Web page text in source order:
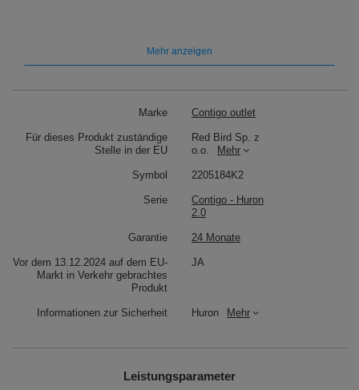
Thermobecher für Kaffee
Contigo Huron 2.0 470 ml -
Schwarz - Nachverkauf
aus zwei Schichten Edelstahl gefertigt
hält die Flüssigkeit für 6 Stunden warm und für 12 Stunden kalt
Produkt anzeigen
Mehr anzeigen
Marke Contigo outlet
Für dieses Produkt zuständige
Stelle in der EU
Red Bird Sp. z
o.o.
Mehr
Symbol 2205184K2
Serie
Contigo - Huron
2.0
Garantie 24 Monate
Vor dem 13.12.2024 auf dem EU-
Markt in Verkehr gebrachtes
Produkt
JA
Informationen zur Sicherheit Huron Mehr
Leistungsparameter